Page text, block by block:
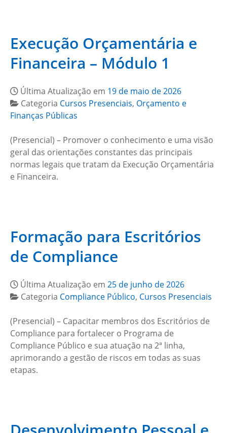
Execução Orçamentária e
Financeira – Módulo 1
Última Atualização em 19 de maio de 2026
Categoria Cursos Presenciais, Orçamento e
Finanças Públicas
(Presencial) – Promover o conhecimento e uma visão
geral das orientações constantes das principais
normas legais que tratam da Execução Orçamentária
e Financeira.
Formação para Escritórios
de Compliance
Última Atualização em 25 de junho de 2026
Categoria Compliance Público, Cursos Presenciais
(Presencial) – Capacitar membros dos Escritórios de
Compliance para fortalecer o Programa de
Compliance Público e sua atuação na 2ª linha,
aprimorando a gestão de riscos em todas as suas
etapas.